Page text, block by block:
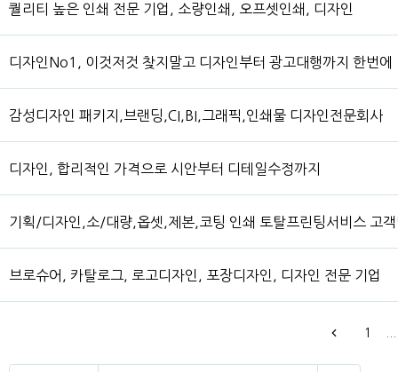
퀄리티 높은 인쇄 전문 기업, 소량인쇄, 오프셋인쇄, 디자인
디자인No1, 이것저것 찾지말고 디자인부터 광고대행까지 한번에
감성디자인 패키지,브랜딩,CI,BI,그래픽,인쇄물 디자인전문회사
디자인, 합리적인 가격으로 시안부터 디테일수정까지
기획/디자인,소/대량,옵셋,제본,코팅 인쇄 토탈프린팅서비스 고
브로슈어, 카탈로그, 로고디자인, 포장디자인, 디자인 전문 기업
1